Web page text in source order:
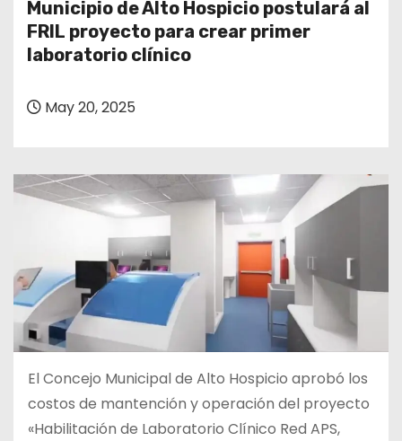
Municipio de Alto Hospicio postulará al
FRIL proyecto para crear primer
laboratorio clínico
May 20, 2025
El Concejo Municipal de Alto Hospicio aprobó los
costos de mantención y operación del proyecto
«Habilitación de Laboratorio Clínico Red APS,